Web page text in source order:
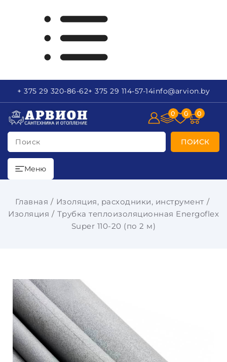
+ 375 29 320-86-62+ 375 29 114-57-14info@arvion.by
Поиск ПОИСК
0 0 0
Меню
Главная
Изоляция, расходники, инструмент
Изоляция
Трубка теплоизоляционная Energoflex
Super 110-20 (по 2 м)